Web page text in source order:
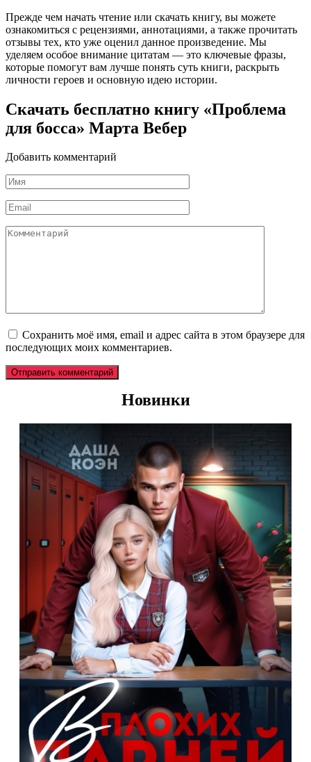
Прежде чем начать чтение или скачать книгу, вы можете
ознакомиться с рецензиями, аннотациями, а также прочитать
отзывы тех, кто уже оценил данное произведение. Мы
уделяем особое внимание цитатам — это ключевые фразы,
которые помогут вам лучше понять суть книги, раскрыть
личности героев и основную идею истории.
Скачать бесплатно книгу «Проблема
для босса» Марта Вебер
Добавить комментарий
Имя
*
Email
*
Комментарий
Сохранить моё имя, email и адрес сайта в этом браузере для
последующих моих комментариев.
Новинки